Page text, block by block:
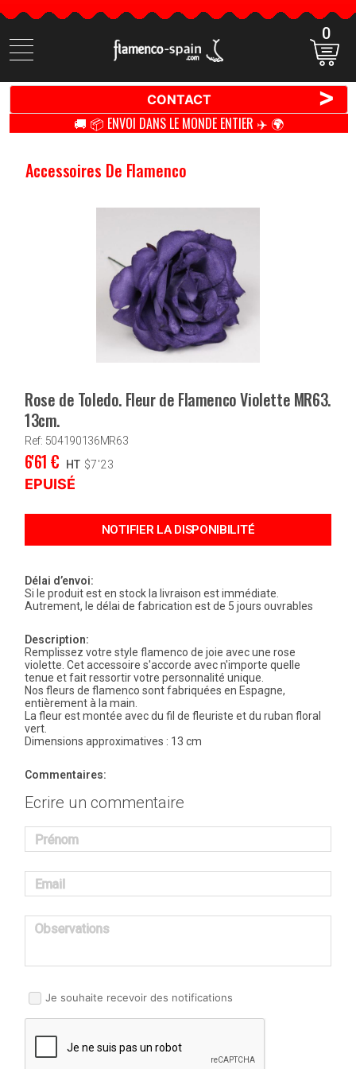
Cherchez
des
0
CONTACT >
🚚 📦 ENVOI DANS LE MONDE ENTIER ✈️ 🌍
Accessoires De Flamenco
Rose de Toledo. Fleur de Flamenco Violette MR63.
13cm.
Ref: 504190136MR63
6'61 € HT $7'23
EPUISÉ
Délai d’envoi:
Si le produit est en stock la livraison est immédiate.
Autrement, le délai de fabrication est de 5 jours ouvrables
Description:
Remplissez votre style flamenco de joie avec une rose
violette. Cet accessoire s'accorde avec n'importe quelle
tenue et fait ressortir votre personnalité unique.
Nos fleurs de flamenco sont fabriquées en Espagne,
entièrement à la main.
La fleur est montée avec du fil de fleuriste et du ruban floral
vert.
Dimensions approximatives : 13 cm
Commentaires:
Ecrire un commentaire
Prénom
Email
Observations
Je souhaite recevoir des notifications